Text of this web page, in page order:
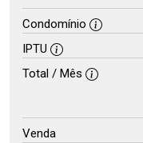
Condomínio
IPTU
Total / Mês
Venda